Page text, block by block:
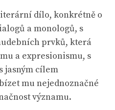
dílo, konkrétně o
a monologů, s
prvků, která
a expresionismu, s
jasným cílem
mu nejednoznačné
významu.